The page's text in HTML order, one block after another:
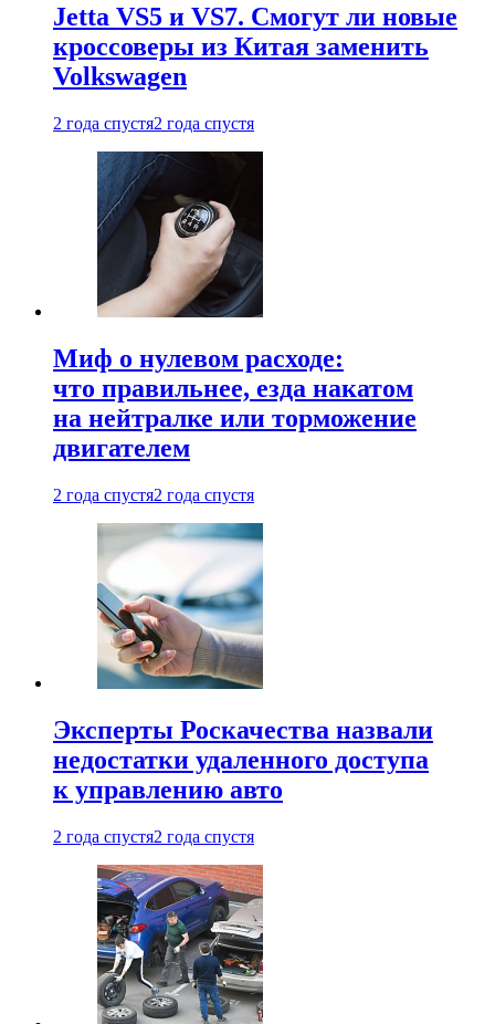
Jetta VS5 и VS7. Смогут ли новые
кроссоверы из Китая заменить
Volkswagen
2 года спустя2 года спустя
Миф о нулевом расходе:
что правильнее, езда накатом
на нейтралке или торможение
двигателем
2 года спустя2 года спустя
Эксперты Роскачества назвали
недостатки удаленного доступа
к управлению авто
2 года спустя2 года спустя